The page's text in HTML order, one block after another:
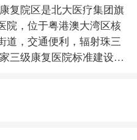
院，位于粤港澳大湾区核
，交通便利，辐射珠三
三级康复医院标准建设，
复医疗综合体，为患者
配